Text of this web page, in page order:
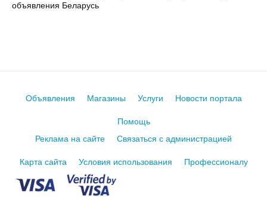
объявления Беларусь
Объявления Магазины Услуги Новости портала
Помощь
Реклама на сайте
Связаться с администрацией
Карта сайта Условия использования Профессионалу